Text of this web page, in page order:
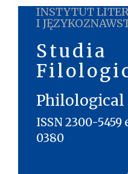
INSTYTUT
I
Studia
Philological
ISSN 2300-5459
0380